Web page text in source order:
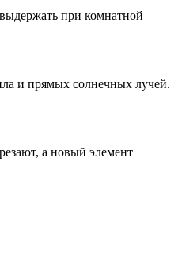
при комнатной
и прямых солнечных лучей.
а новый элемент